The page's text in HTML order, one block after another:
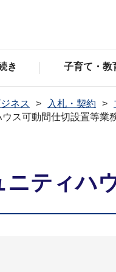
き 子育て・教
ネス 入札・契約
ス可動間仕切設置等業
ティハ